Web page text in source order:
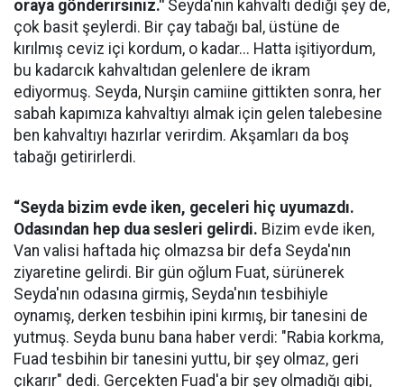
oraya gönderirsiniz." Seyda'nın kahvaltı dediği şey de,
çok basit şeylerdi. Bir çay tabağı bal, üstüne de
kırılmış ceviz içi kordum, o kadar... Hatta işitiyordum,
bu kadarcık kahvaltıdan gelenlere de ikram
ediyormuş. Seyda, Nurşin camiine gittikten sonra, her
sabah kapımıza kahvaltıyı almak için gelen talebesine
ben kahvaltıyı hazırlar verirdim. Akşamları da boş
tabağı getirirlerdi.
“Seyda bizim evde iken, geceleri hiç uyumazdı.
Odasından hep dua sesleri gelirdi. Bizim evde iken,
Van valisi haftada hiç olmazsa bir defa Seyda'nın
ziyaretine gelirdi. Bir gün oğlum Fuat, sürünerek
Seyda'nın odasına girmiş, Seyda'nın tesbihiyle
oynamış, derken tesbihin ipini kırmış, bir tanesini de
yutmuş. Seyda bunu bana haber verdi: "Rabia korkma,
Fuad tesbihin bir tanesini yuttu, bir şey olmaz, geri
çıkarır" dedi. Gerçekten Fuad'a bir şey olmadığı gibi,